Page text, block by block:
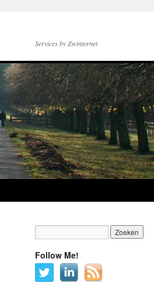
Services by Zwinternet
Follow Me!